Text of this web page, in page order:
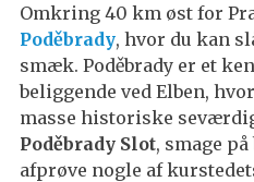
Omkring 40 km øst for
Poděbrady, hvor du kan
smæk. Poděbrady er et
beliggende ved Elben,
masse historiske
Poděbrady Slot, smage
afprøve nogle af